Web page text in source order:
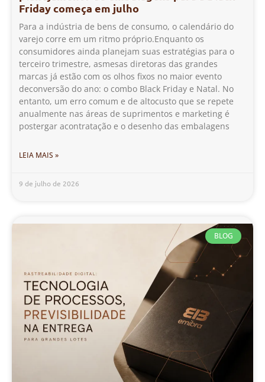
Friday começa em julho
Para a indústria de bens de consumo, o calendário do
varejo corre em um ritmo próprio.Enquanto os
consumidores ainda planejam suas estratégias para o
terceiro trimestre, asmesas diretoras das grandes
marcas já estão com os olhos fixos no maior evento
deconversão do ano: o combo Black Friday e Natal. No
entanto, um erro comum e de altocusto que se repete
anualmente nas áreas de suprimentos e marketing é
postergar acontratação e o desenho das embalagens
LEIA MAIS »
9 de julho de 2026
BLOG